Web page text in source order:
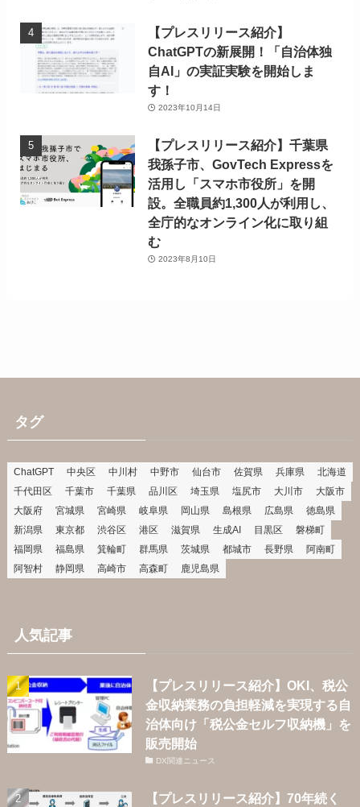
【プレスリリース紹介】
ChatGPTの新展開！「自治体独
自AI」の実証実験を開始しま
す！
2023年10月14日
【プレスリリース紹介】千葉県
我孫子市、GovTech Expressを
活用し「スマホ市役所」を開
設。全職員約1,300人が利用し、
全庁的なオンライン化に取り組
む
2023年8月10日
タグ
ChatGPT 中央区 中川村 中野市 仙台市 佐賀県 兵庫県
北海道
千代田区
千葉市 千葉県 品川区 埼玉県 塩尻市 大川市
大阪市
大阪府
宮城県 宮崎県 岐阜県 岡山県 島根県 広島県
徳島県
新潟県
東京都 渋谷区 港区 滋賀県 生成AI 目黒区
磐梯町
福岡県
福島県 箕輪町 群馬県 茨城県 都城市 長野県
阿南町
阿智村
静岡県 高崎市 高森町 鹿児島県
人気記事
【プレスリリース紹介】OKI、税公
金収納業務の負担軽減を実現する自
治体向け「税公金セルフ収納機」を
販売開始
DX関連ニュース
【プレスリリース紹介】70年続く